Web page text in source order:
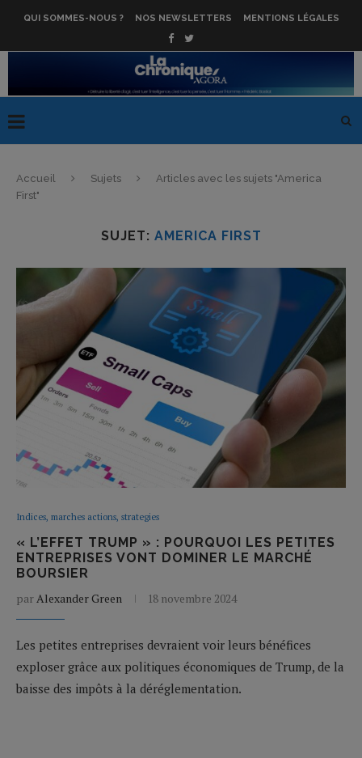
QUI SOMMES-NOUS ? NOS NEWSLETTERS MENTIONS LÉGALES
Accueil Sujets
Articles avec les sujets "America
First"
SUJET: AMERICA FIRST
Indices, marches actions, strategies
« L’EFFET TRUMP » : POURQUOI LES PETITES
ENTREPRISES VONT DOMINER LE MARCHÉ
BOURSIER
parAlexander Green 18 novembre 2024
Les petites entreprises devraient voir leurs bénéfices
exploser grâce aux politiques économiques de Trump, de la
baisse des impôts à la déréglementation.